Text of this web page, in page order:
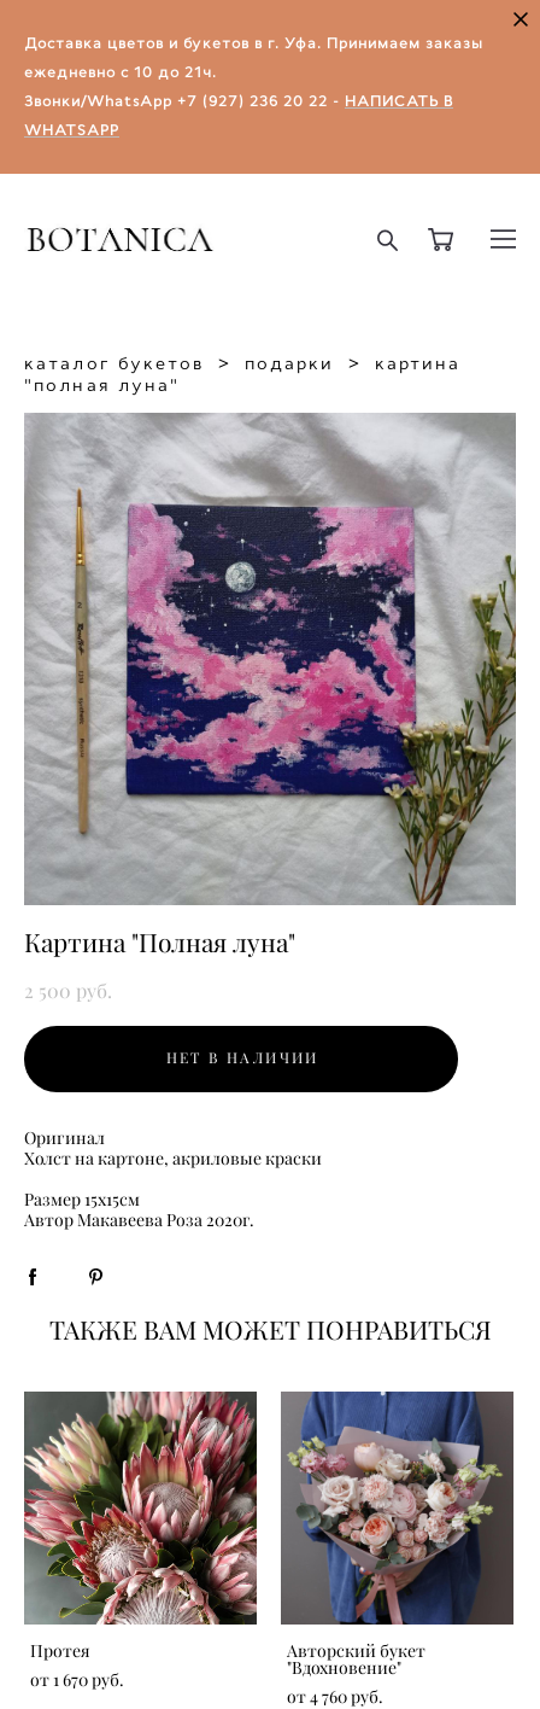
Доставка цветов и букетов в г. Уфа.​ Принимаем заказы
ежедневно с 10 до 21ч.
Звонки/WhatsApp +7 (927) 236 20 22 - НАПИСАТЬ В
WHATSAPP
каталог букетов > подарки >
картина
"полная луна"
Картина "Полная луна"
2 500 pуб.
НЕТ В НАЛИЧИИ
Оригинал
Холст на картоне, акриловые краски
Размер 15х15см
​Автор Макавеева Роза 2020г.
ТАКЖЕ ВАМ МОЖЕТ ПОНРАВИТЬСЯ
Протея
от 1 670 pуб.
Авторский букет
"Вдохновение"
от 4 760 pуб.